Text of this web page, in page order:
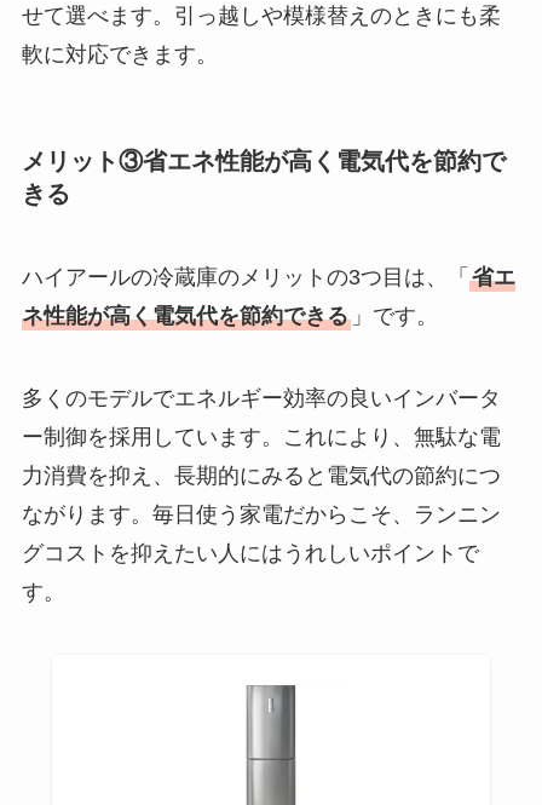
せて選べます。引っ越しや模様替えのときにも柔
軟に対応できます。
メリット③省エネ性能が高く電気代を節約で
きる
ハイアールの冷蔵庫のメリットの3つ目は、「 省エ
ネ性能が高く電気代を節約できる」です。
多くのモデルでエネルギー効率の良いインバータ
ー制御を採用しています。これにより、無駄な電
力消費を抑え、長期的にみると電気代の節約につ
ながります。毎日使う家電だからこそ、ランニン
グコストを抑えたい人にはうれしいポイントで
す。